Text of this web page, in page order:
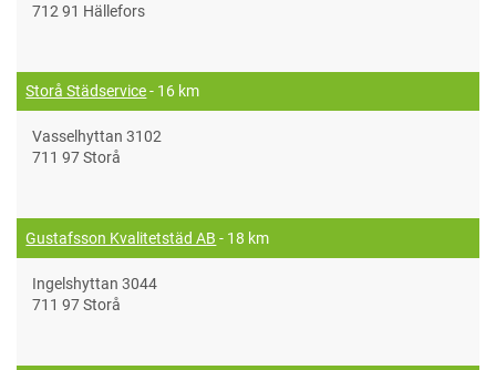
712 91 Hällefors
Storå Städservice- 16 km
Vasselhyttan 3102
711 97 Storå
Gustafsson Kvalitetstäd AB - 18 km
Ingelshyttan 3044
711 97 Storå